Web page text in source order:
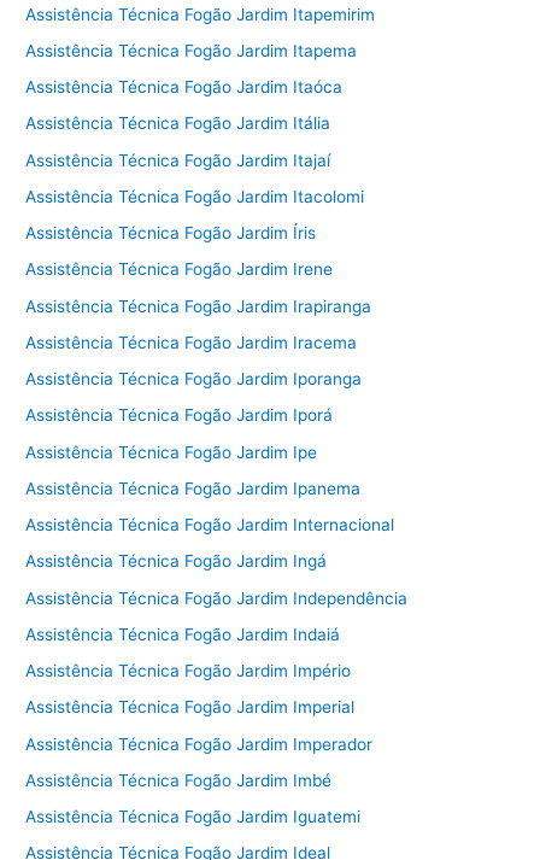
Assistência Técnica Fogão Jardim Itapemirim
Assistência Técnica Fogão Jardim Itapema
Assistência Técnica Fogão Jardim Itaóca
Assistência Técnica Fogão Jardim Itália
Assistência Técnica Fogão Jardim Itajaí
Assistência Técnica Fogão Jardim Itacolomi
Assistência Técnica Fogão Jardim Íris
Assistência Técnica Fogão Jardim Irene
Assistência Técnica Fogão Jardim Irapiranga
Assistência Técnica Fogão Jardim Iracema
Assistência Técnica Fogão Jardim Iporanga
Assistência Técnica Fogão Jardim Iporá
Assistência Técnica Fogão Jardim Ipe
Assistência Técnica Fogão Jardim Ipanema
Assistência Técnica Fogão Jardim Internacional
Assistência Técnica Fogão Jardim Ingá
Assistência Técnica Fogão Jardim Independência
Assistência Técnica Fogão Jardim Indaiá
Assistência Técnica Fogão Jardim Império
Assistência Técnica Fogão Jardim Imperial
Assistência Técnica Fogão Jardim Imperador
Assistência Técnica Fogão Jardim Imbé
Assistência Técnica Fogão Jardim Iguatemi
Assistência Técnica Fogão Jardim Ideal